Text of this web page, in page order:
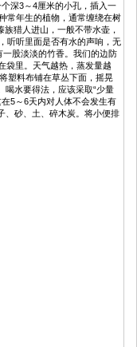
3～4厘米的小孔，插入一
常年生的植物，通常缠绕在树
猎人进山，一般不带水壶，
听里面是否有水的声响，无
股淡淡的竹香。我们的边防
袋里。天气越热，蒸发量越
塑料布铺在草丛下面，摇晃
水要得法，应该采取“少量
5～6天内对人体不会发生有
砂、土、碎木炭。将小便排